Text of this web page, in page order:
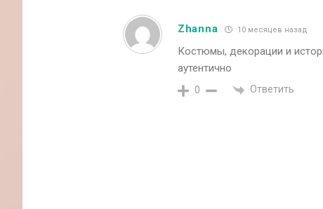
Zhanna 10 месяцев назад
Костюмы, декорации и
аутентично
0 Ответить